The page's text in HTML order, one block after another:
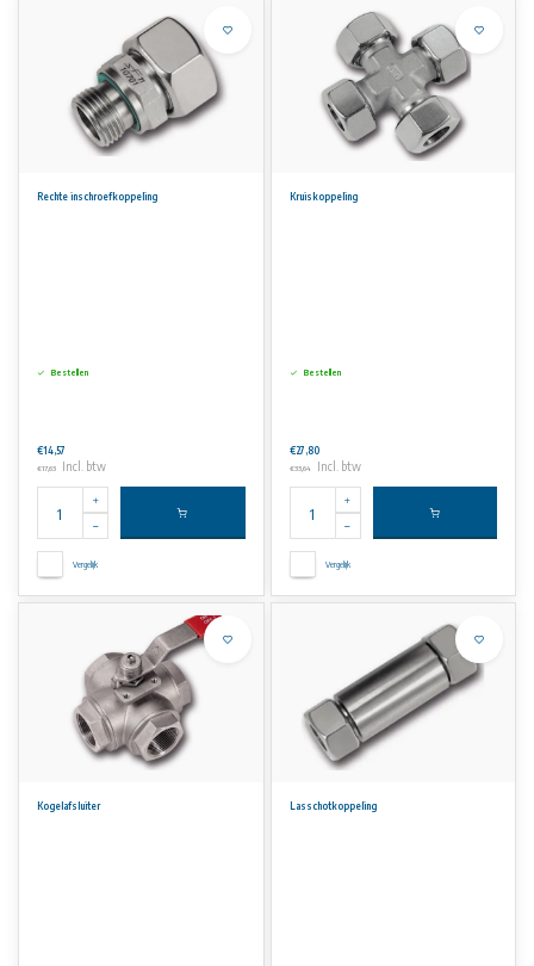
Rechte inschroefkoppeling
Bestellen
€14,57
€17,63 Incl. btw
Vergelijk
Kruiskoppeling
Bestellen
€27,80
€33,64 Incl. btw
Vergelijk
Kogelafsluiter Lasschotkoppeling